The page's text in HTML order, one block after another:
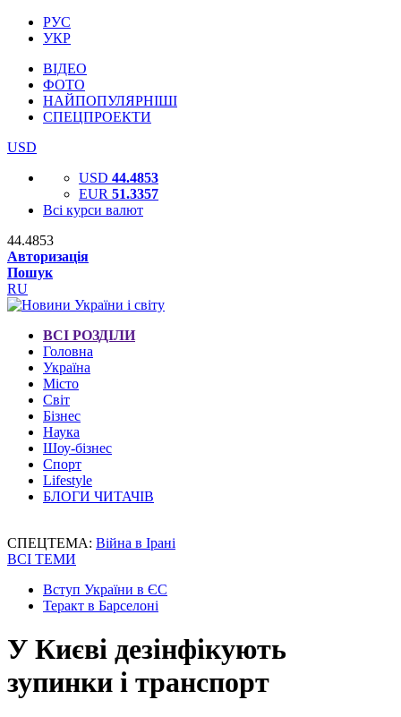
РУС
УКР
ВІДЕО
ФОТО
НАЙПОПУЛЯРНІШІ
СПЕЦПРОЕКТИ
USD
USD 44.4853
EUR 51.3357
Всі курси валют
44.4853
Авторизація
Пошук
RU
ВСІ РОЗДІЛИ
Головна
Україна
Місто
Світ
Бізнес
Наука
Шоу-бізнес
Спорт
Lifestyle
БЛОГИ ЧИТАЧІВ
СПЕЦТЕМА: Війна в Ірані
ВСІ ТЕМИ
Вступ України в ЄС
Теракт в Барселоні
У Києві дезінфікують
зупинки і транспорт